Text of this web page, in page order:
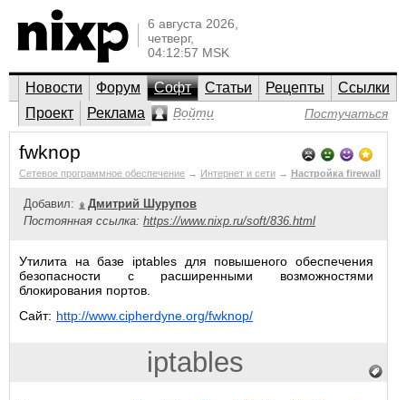
6 августа 2026,
четверг,
04:12:57 MSK
Новости Форум Софт Статьи Рецепты
Ссылки
Проект
Реклама Войти Постучаться
fwknop
Сетевое программное обеспечение → Интернет и сети → Настройка firewall
Добавил:
Дмитрий Шурупов
Постоянная ссылка: https://www.nixp.ru/soft/836.html
Утилита на базе iptables для повышеного обеспечения
безопасности с расширенными возможностями
блокирования портов.
Сайт: http://www.cipherdyne.org/fwknop/
iptables